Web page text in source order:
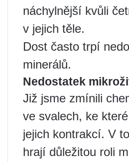
náchylnější kvůli
v jejich těle.
Dost často trpí
minerálů.
Nedostatek
Již jsme zmínili
ve svalech, ke
jejich kontrakcí. V
hrají důležitou roli